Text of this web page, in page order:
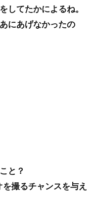
してたかによるね。
にあげなかったの
と？
撮るチャンスを与え